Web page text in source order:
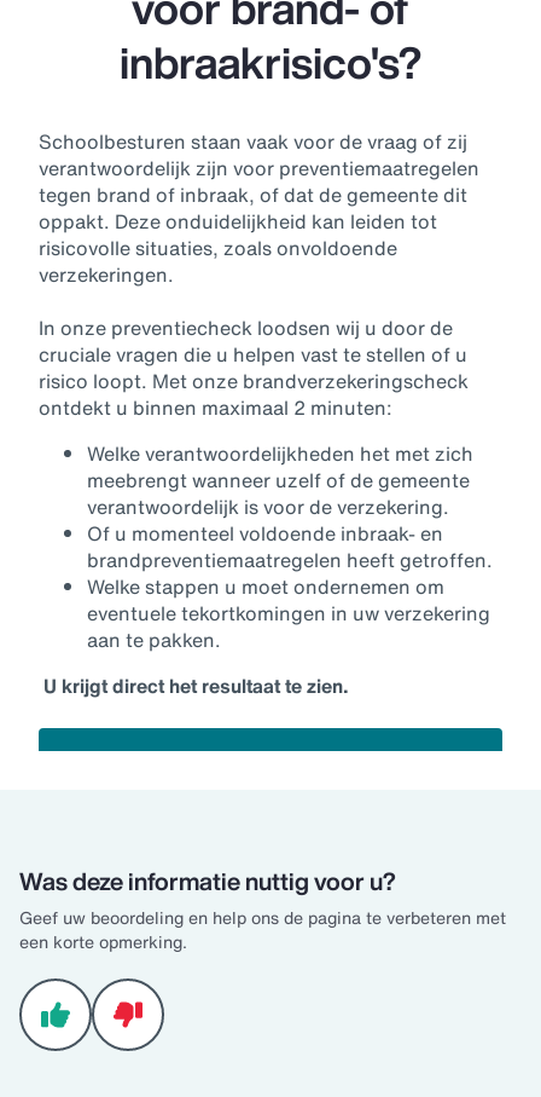
Was deze informatie nuttig voor u?
Geef uw beoordeling en help ons de pagina te verbeteren met
een korte opmerking.